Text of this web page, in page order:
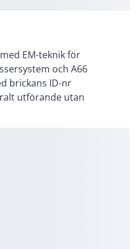
EM-teknik för
och A66
brickans ID-nr
utförande utan